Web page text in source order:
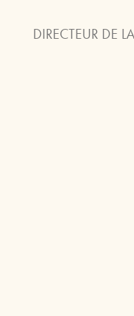
DIRECTEUR DE